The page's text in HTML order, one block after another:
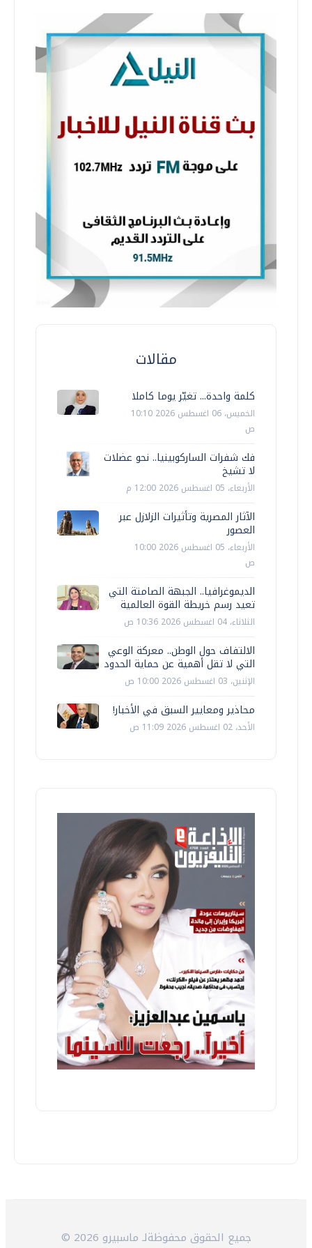
مقالات
كلمة واحدة... تغيّر يوما كاملا
الخميس، 06 اغسطس 2026 10:10
ص
فك شفرات الساركوبينيا.. نحو عضلات
لا تشيخ
الأربعاء، 05 اغسطس 2026 12:00 م
الآثار المصرية وتأثيرات الزلازل عبر
العصور
الأربعاء، 05 اغسطس 2026 10:00
ص
الديموغرافيا.. الجبهة الصامتة التي
تعيد رسم خريطة القوة العالمية
الثلاثاء، 04 اغسطس 2026 10:36 ص
الالتفاف حول الوطن.. معركة الوعي
التي لا تقل أهمية عن حماية الحدود
الإثنين، 03 اغسطس 2026 10:00 ص
محاذير ومعايير السبق في الأخبار!
الأحد، 02 اغسطس 2026 11:09 ص
© 2026 جميع الحقوق محفوظةلـ ماسبيرو